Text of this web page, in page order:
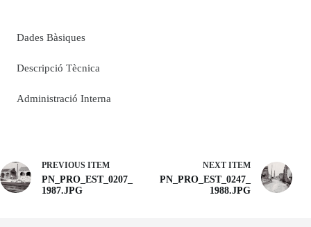
Dades Bàsiques
Descripció Tècnica
Administració Interna
PREVIOUS ITEM
PN_PRO_EST_0207_
1987.JPG
NEXT ITEM
PN_PRO_EST_0247_
1988.JPG